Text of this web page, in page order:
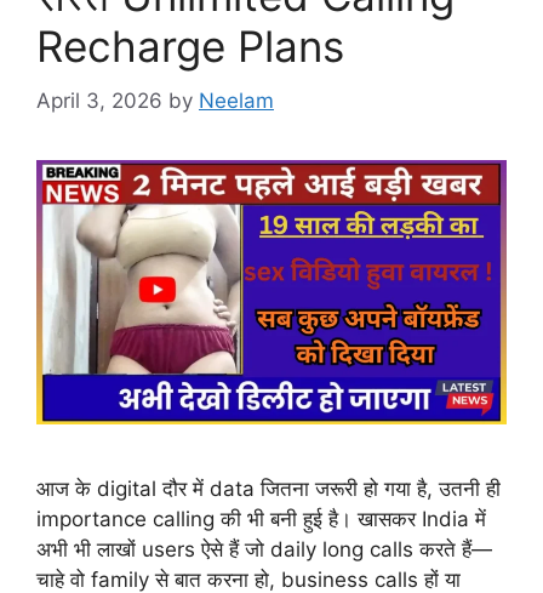
Recharge Plans
April 3, 2026 by Neelam
आज के digital दौर में data जितना जरूरी हो गया है, उतनी ही
importance calling की भी बनी हुई है। खासकर India में
अभी भी लाखों users ऐसे हैं जो daily long calls करते हैं—
चाहे वो family से बात करना हो, business calls हों या